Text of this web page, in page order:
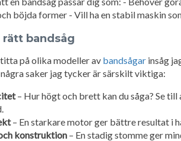
böjda former - Vill ha en stabil maskin
rätt bandsåg
på olika modeller av bandsågar insåg
saker jag tycker är särskilt viktiga:
– Hur högt och brett kan du såga? Se
– En starkare motor ger bättre resultat i
konstruktion – En stadig stomme ger